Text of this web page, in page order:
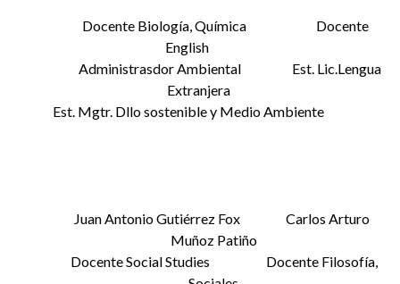
Docente Biología, Química Docente
English
Administrasdor Ambiental Est. Lic.Lengua
Extranjera
Est. Mgtr. Dllo sostenible y Medio Ambiente
Juan Antonio Gutiérrez Fox Carlos Arturo
Muñoz Patiño
Docente Social Studies Docente Filosofía,